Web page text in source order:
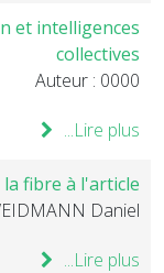
et intelligences
collectives
Auteur : 0000
Lire plus...
fibre à l'article
Daniel
Lire plus...